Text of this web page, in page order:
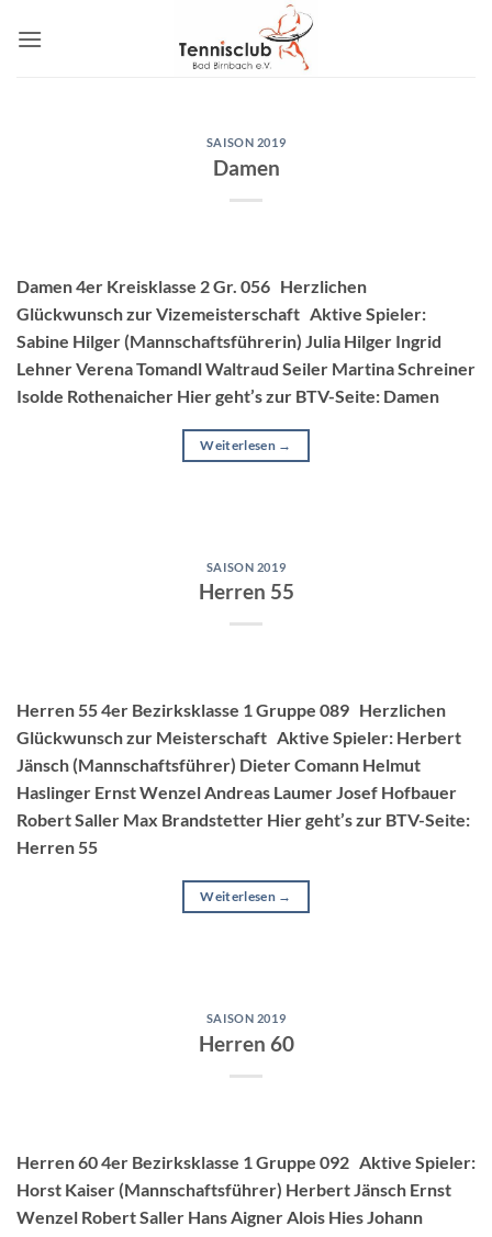
Inhalt
SAISON 2019
Damen
Damen 4er Kreisklasse 2 Gr. 056 Herzlichen
Glückwunsch zur Vizemeisterschaft Aktive Spieler:
Sabine Hilger (Mannschaftsführerin) Julia Hilger Ingrid
Lehner Verena Tomandl Waltraud Seiler Martina Schreiner
Isolde Rothenaicher Hier geht’s zur BTV-Seite: Damen
Weiterlesen →
SAISON 2019
Herren 55
Herren 55 4er Bezirksklasse 1 Gruppe 089 Herzlichen
Glückwunsch zur Meisterschaft Aktive Spieler: Herbert
Jänsch (Mannschaftsführer) Dieter Comann Helmut
Haslinger Ernst Wenzel Andreas Laumer Josef Hofbauer
Robert Saller Max Brandstetter Hier geht’s zur BTV-Seite:
Herren 55
Weiterlesen →
SAISON 2019
Herren 60
Herren 60 4er Bezirksklasse 1 Gruppe 092 Aktive Spieler:
Horst Kaiser (Mannschaftsführer) Herbert Jänsch Ernst
Wenzel Robert Saller Hans Aigner Alois Hies Johann